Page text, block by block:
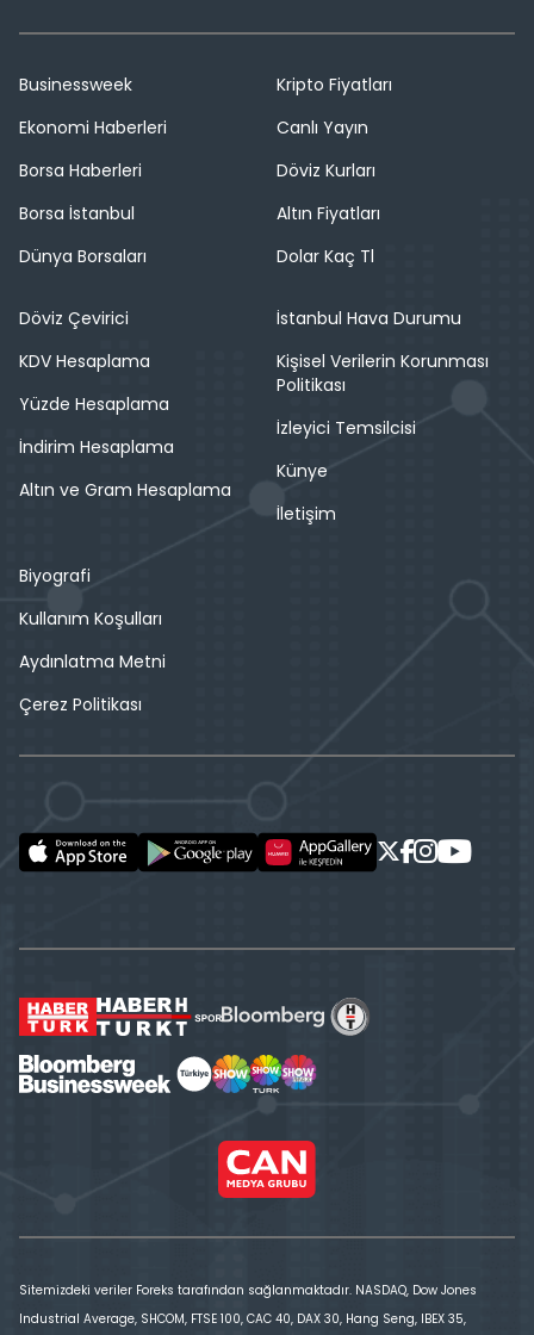
Businessweek
Ekonomi Haberleri
Borsa Haberleri
Borsa İstanbul
Dünya Borsaları
Kripto Fiyatları
Canlı Yayın
Döviz Kurları
Altın Fiyatları
Dolar Kaç Tl
Döviz Çevirici
KDV Hesaplama
Yüzde Hesaplama
İndirim Hesaplama
Altın ve Gram Hesaplama
İstanbul Hava Durumu
Kişisel Verilerin Korunması
Politikası
İzleyici Temsilcisi
Künye
İletişim
Biyografi
Kullanım Koşulları
Aydınlatma Metni
Çerez Politikası
Sitemizdeki veriler Foreks tarafından sağlanmaktadır. NASDAQ, Dow Jones
Industrial Average, SHCOM, FTSE 100, CAC 40, DAX 30, Hang Seng, IBEX 35,